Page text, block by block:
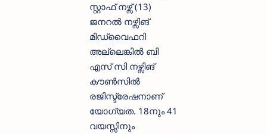
സ്റ്റാഫ് നഴ്സ് (13)
ജനറൽ നഴ്സിങ്
മിഡ്‌വൈഫറി
അല്ലെങ്കിൽ ബി
എസ് സി നഴ്സിങ്
കൗൺസിൽ
രജിസ്ട്രേഷനാണ്
യോഗ്യത. 18നും 41
വയസ്സിനും